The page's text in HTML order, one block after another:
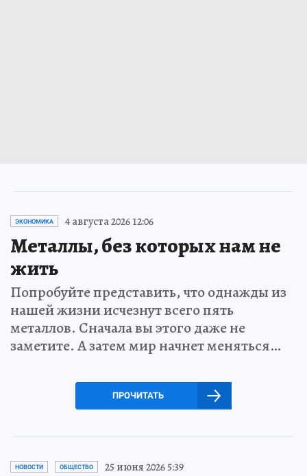
ЭКОНОМИКА 4 августа 2026 12:06
Металлы, без которых нам не
жить
Попробуйте представить, что однажды из
нашей жизни исчезнут всего пять
металлов. Сначала вы этого даже не
заметите. А затем мир начнет меняться…
ПРОЧИТАТЬ
НОВОСТИ ОБЩЕСТВО 25 июня 2026 5:39